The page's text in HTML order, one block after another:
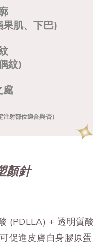
肌、下巴)
紋)
處
注射部位適合與否）
顏針
(PDLLA) + 透明質
促進皮膚自身膠原蛋